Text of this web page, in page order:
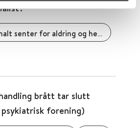
Nasjonalt senter for aldring og helse
brått tar slutt
forening)